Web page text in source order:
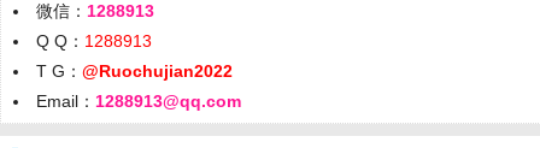
微信： 1288913
Q Q： 1288913
T G： @Ruochujian2022
Email： 1288913@qq.com